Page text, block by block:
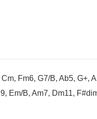
Fm6, G7/B, Ab5, G+,
Em/B, Am7, Dm11,